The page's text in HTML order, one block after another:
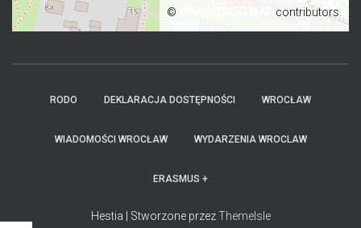
© OPENSTREETMAP contributors.
RODO DEKLARACJA DOSTĘPNOŚCI WROCŁAW
WIADOMOŚCI WROCŁAW WYDARZENIA WROCLAW
ERASMUS +
Hestia | Stworzone przezThemeIsle